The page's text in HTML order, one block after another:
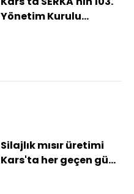
Yönetim Kurulu
Silajlık mısır üretimi
Kars'ta her geçen gün